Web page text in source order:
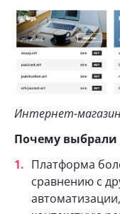
Интернет-
Почему выбрали
Платформа
сравнению с